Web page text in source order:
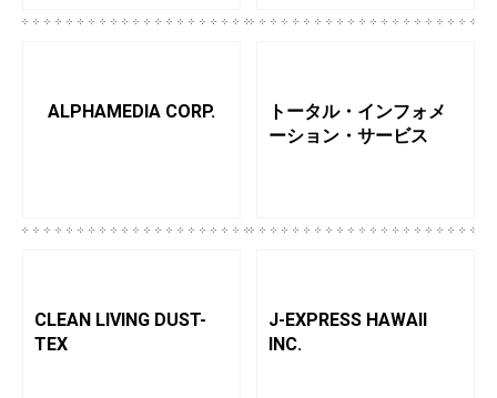
ALPHAMEDIA CORP.
トータル・インフォメ
ーション・サービス
CLEAN LIVING DUST-
TEX
J-EXPRESS HAWAII
INC.